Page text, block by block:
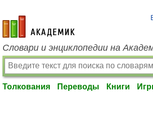
academic.ru
Словари и энциклопедии на
Толкования Переводы Книги